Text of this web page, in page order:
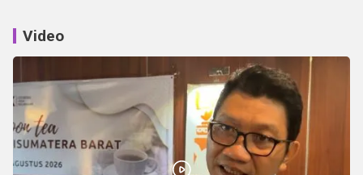
Video